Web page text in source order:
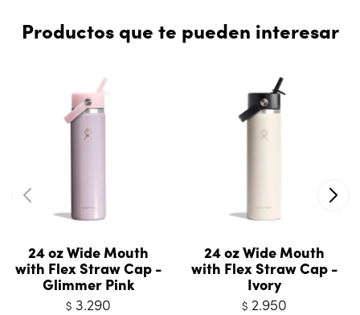
Productos que te pueden interesar
24 oz Wide Mouth
with Flex Straw Cap -
Glimmer Pink
$ 3.290
24 oz Wide Mouth
with Flex Straw Cap -
Ivory
$ 2.950